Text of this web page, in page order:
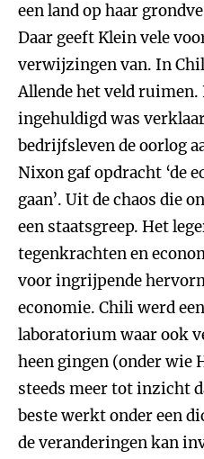
een land op haar
Daar geeft Klein vele
verwijzingen van. In
Allende het veld ruimen.
ingehuldigd was
bedrijfsleven de oorlog
Nixon gaf opdracht ‘de
gaan’. Uit de chaos die
een staatsgreep. Het
tegenkrachten en
voor ingrijpende
economie. Chili werd
laboratorium waar ook
heen gingen (onder wie
steeds meer tot inzicht
beste werkt onder een
de veranderingen kan